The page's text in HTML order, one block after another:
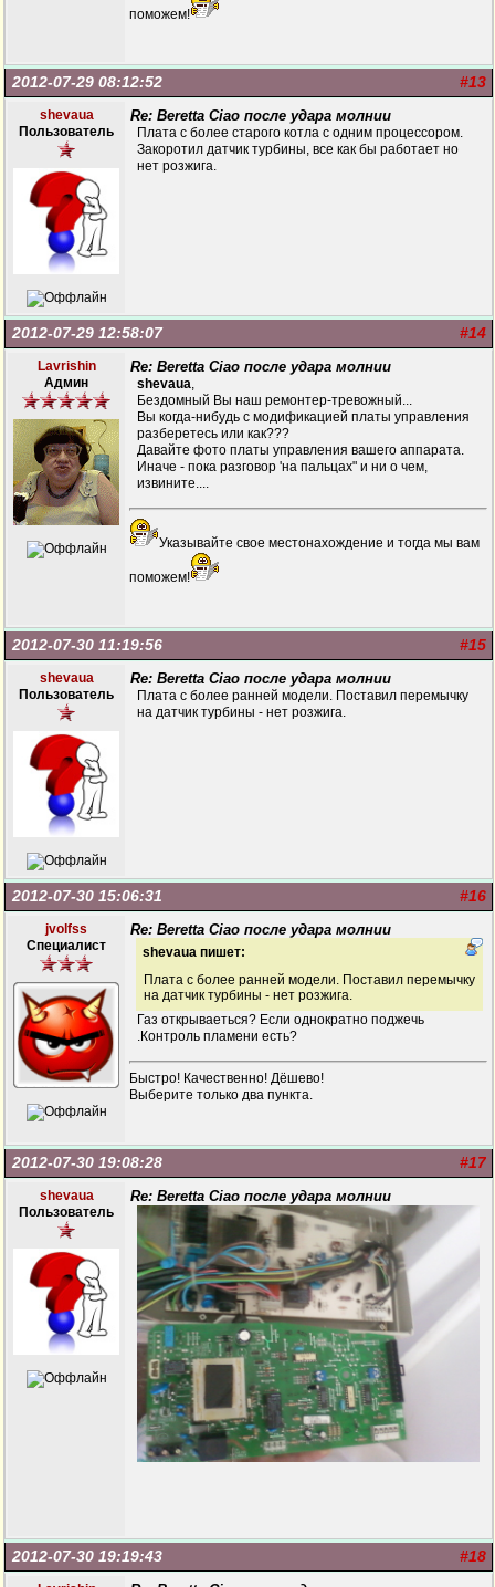
поможем!
#13
2012-07-29 08:12:52
shevaua
Пользователь
Re: Beretta Ciao после удара молнии
Плата с более старого котла с одним процессором.
Закоротил датчик турбины, все как бы работает но
нет розжига.
#14
2012-07-29 12:58:07
Lavrishin
Админ
Re: Beretta Ciao после удара молнии
shevaua,
Бездомный Вы наш ремонтер-тревожный...
Вы когда-нибудь с модификацией платы управления
разберетесь или как???
Давайте фото платы управления вашего аппарата.
Иначе - пока разговор 'на пальцах" и ни о чем,
извините....
Указывайте свое местонахождение и тогда мы вам
поможем!
#15
2012-07-30 11:19:56
shevaua
Пользователь
Re: Beretta Ciao после удара молнии
Плата с более ранней модели. Поставил перемычку
на датчик турбины - нет розжига.
#16
2012-07-30 15:06:31
jvolfss
Специалист
Re: Beretta Ciao после удара молнии
shevaua пишет:
Плата с более ранней модели. Поставил перемычку
на датчик турбины - нет розжига.
Газ открываеться? Если однократно поджечь
.Контроль пламени есть?
Быстро! Качественно! Дёшево!
Выберите только два пункта.
#17
2012-07-30 19:08:28
shevaua
Пользователь
Re: Beretta Ciao после удара молнии
#18
2012-07-30 19:19:43